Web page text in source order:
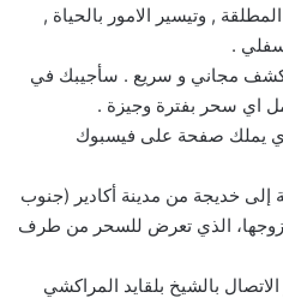
, وتيسير الامور بالحياة ,
.
الكشف مجاني و سريع . سأجيبك في
اي سحر بفترة وجيزة .
يملك صفحة على فيسبوك
إلى خديجة من مدينة أكادير (جنوب
زوجها، الذي تعرض للسحر من طرف
بالشيخ بلقايد المراكشي